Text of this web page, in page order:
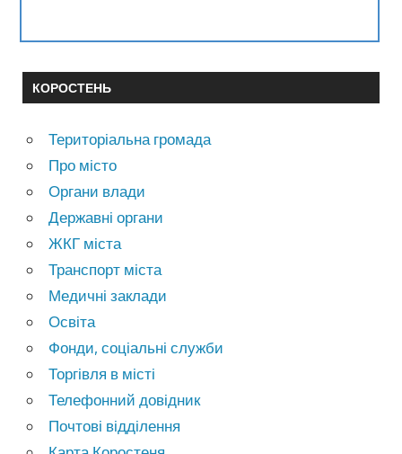
КОРОСТЕНЬ
Територіальна громада
Про місто
Органи влади
Державні органи
ЖКГ міста
Транспорт міста
Медичні заклади
Освіта
Фонди, соціальні служби
Торгівля в місті
Телефонний довідник
Почтові відділення